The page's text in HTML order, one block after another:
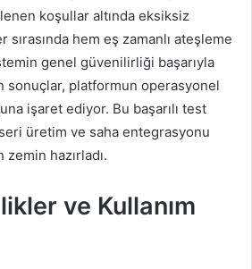
koşullar altında eksiksiz
sırasında hem eş zamanlı ateşleme
genel güvenilirliği başarıyla
sonuçlar, platformun operasyonel
işaret ediyor. Bu başarılı test
seri üretim ve saha entegrasyonu
hazırladı.
ve Kullanım